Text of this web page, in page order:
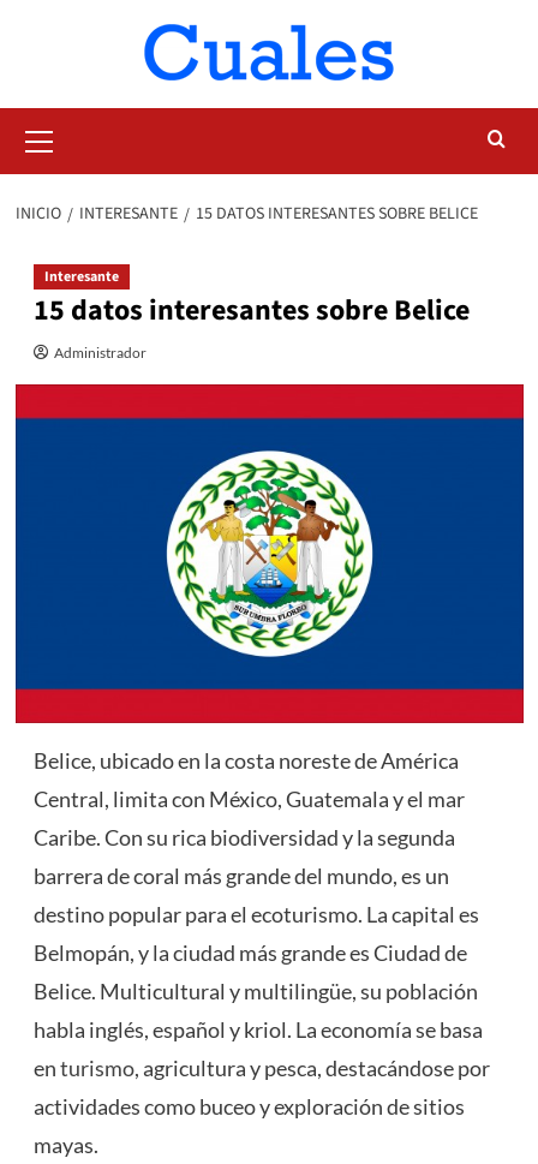
primario
INICIO INTERESANTE 15 DATOS INTERESANTES SOBRE BELICE
Interesante
15 datos interesantes sobre Belice
Administrador
Belice, ubicado en la costa noreste de América
Central, limita con México, Guatemala y el mar
Caribe. Con su rica biodiversidad y la segunda
barrera de coral más grande del mundo, es un
destino popular para el ecoturismo. La capital es
Belmopán, y la ciudad más grande es Ciudad de
Belice. Multicultural y multilingüe, su población
habla inglés, español y kriol. La economía se basa
enturismo, agricultura y pesca, destacándose por
actividades como buceo y exploración de sitios
mayas.